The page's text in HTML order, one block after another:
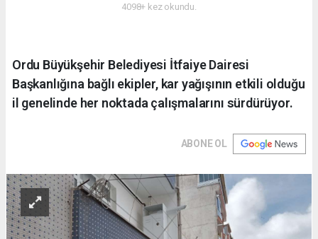
4098+ kez okundu.
Ordu Büyükşehir Belediyesi İtfaiye Dairesi
Başkanlığına bağlı ekipler, kar yağışının etkili olduğu
il genelinde her noktada çalışmalarını sürdürüyor.
ABONE OL